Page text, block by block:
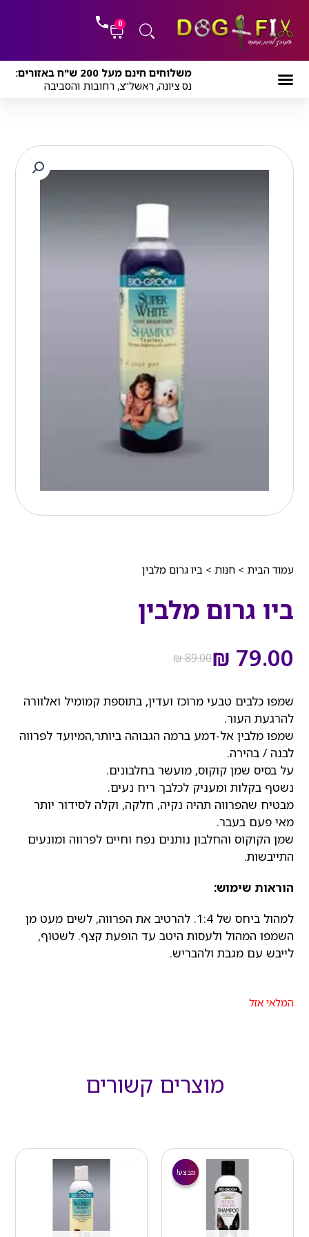
לתוכן
0
עגלת
קניות
משלוחים חינם מעל 200 ש"ח באזורים:
נס ציונה, ראשל"צ, רחובות והסביבה
עמוד הבית >חנות >ביו גרום מלבין
ביו גרום מלבין
₪89.00
היה:
₪ 79.00
הוא:
שמפו כלבים טבעי מרוכז ועדין, בתוספת קמומיל ואלוורה
להרגעת העור.
שמפו מלבין אל-דמע ברמה הגבוהה ביותר,המיועד לפרווה
לבנה / בהירה.
על בסיס שמן קוקוס, מועשר בחלבונים.
נשטף בקלות ומעניק לכלבך ריח נעים.
מבטיח שהפרווה תהיה נקיה, חלקה, וקלה לסידור יותר
מאי פעם בעבר.
שמן הקוקוס והחלבון נותנים נפח וחיים לפרווה ומונעים
התייבשות.
הוראות שימוש:
למהול ביחס של 1:4. להרטיב את הפרווה, לשים מעט מן
השמפו המהול ולעסות היטב עד הופעת קצף. לשטוף,
לייבש עם מגבת ולהבריש.
המלאי אזל
מוצרים קשורים
מבצע!
מבצע!
המחיר
המקורי
היה:
₪ 89.00.
המחיר
הנוכחי
הוא:
₪ 70.00.